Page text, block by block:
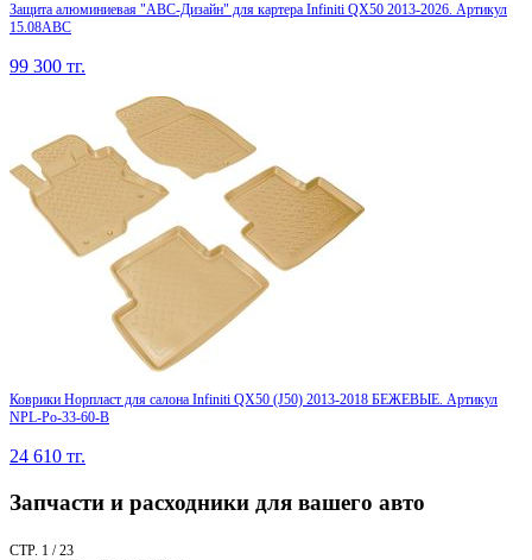
Защита алюминиевая "АВС-Дизайн" для картера Infiniti QX50 2013-2026. Артикул
15.08ABC
99 300 тг.
Коврики Норпласт для салона Infiniti QX50 (J50) 2013-2018 БЕЖЕВЫЕ. Артикул
NPL-Po-33-60-B
24 610 тг.
Запчасти и расходники для вашего авто
СТР. 1 / 23